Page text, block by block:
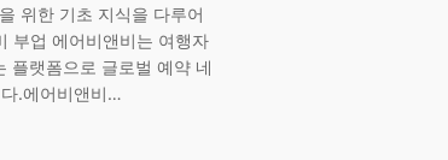
위한 기초 지식을 다루어
부업 에어비앤비는 여행자
플랫폼으로 글로벌 예약 네
.에어비앤비…